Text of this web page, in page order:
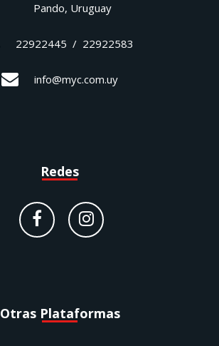
Pando, Uruguay
22922445 / 22922583
info@myc.com.uy
Redes
Otras Plataformas